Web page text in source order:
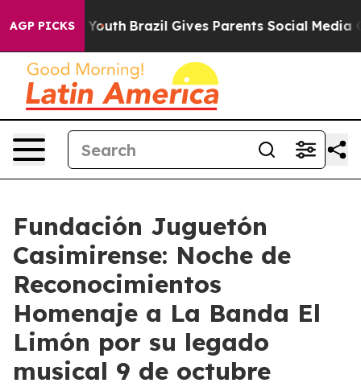
AGP PICKS
to Youth Brazil Gives Parents Social Media Controls
Fundación Juguetón
Casimirense: Noche de
Reconocimientos
Homenaje a La Banda El
Limón por su legado
musical 9 de octubre